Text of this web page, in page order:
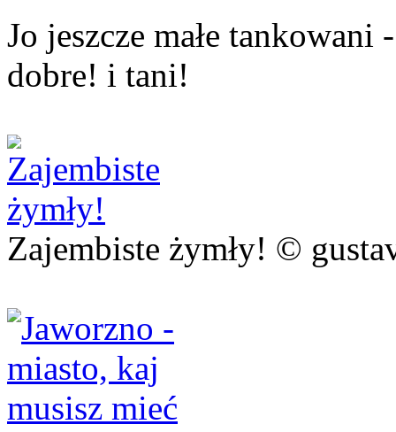
Jo jeszcze małe
dobre! i tani!
Zajembiste żymły! ©